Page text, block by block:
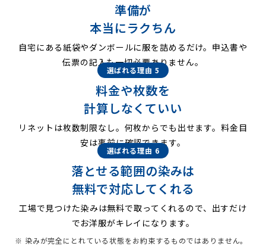
準備が
本当にラクちん
自宅にある紙袋やダンボールに服を詰めるだけ。申込書や
伝票の記入も一切必要ありません。
選ばれる理由 5
料金や枚数を
計算しなくていい
リネットは枚数制限なし。何枚からでも出せます。料金目
安は事前に確認できます。
選ばれる理由 6
落とせる範囲の染みは
無料で対応してくれる
工場で見つけた染みは無料で取ってくれるので、出すだけ
でお洋服がキレイになります。
※ 染みが完全にとれている状態をお約束するものではありません。